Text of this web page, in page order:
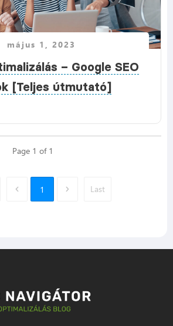
május 1, 2023
– Google SEO
[Teljes útmutató]
Page 1 of 1
1 Last